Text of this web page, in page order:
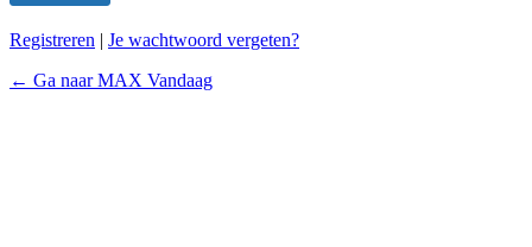
Registreren | Je wachtwoord vergeten?
← Ga naar MAX Vandaag